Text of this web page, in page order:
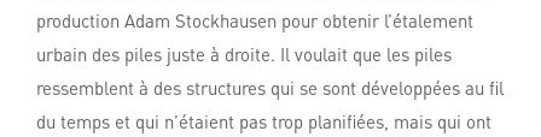
production Adam Stockhausen pour obtenir l’étalement
urbain des piles juste à droite. Il voulait que les piles
ressemblent à des structures qui se sont développées au fil
du temps et qui n’étaient pas trop planifiées, mais qui ont